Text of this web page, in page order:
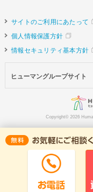
サイトのご利用にあたって
個人情報保護方針
情報セキュリティ基本方針
ヒューマングループサイト
Copyright© 2026